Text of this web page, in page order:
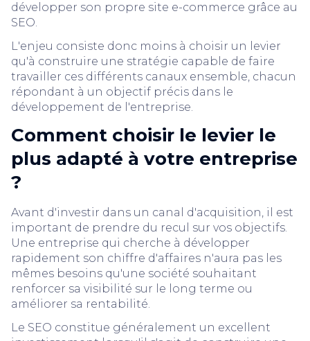
développer son propre site e-commerce grâce au
SEO.
L'enjeu consiste donc moins à choisir un levier
qu'à construire une stratégie capable de faire
travailler ces différents canaux ensemble, chacun
répondant à un objectif précis dans le
développement de l'entreprise.
Comment choisir le levier le
plus adapté à votre entreprise
?
Avant d'investir dans un canal d'acquisition, il est
important de prendre du recul sur vos objectifs.
Une entreprise qui cherche à développer
rapidement son chiffre d'affaires n'aura pas les
mêmes besoins qu'une société souhaitant
renforcer sa visibilité sur le long terme ou
améliorer sa rentabilité.
Le SEO constitue généralement un excellent